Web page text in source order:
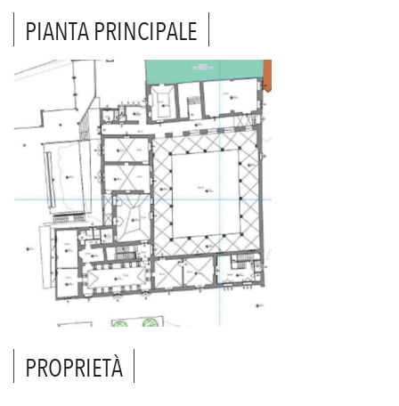
PIANTA PRINCIPALE
PROPRIETÀ